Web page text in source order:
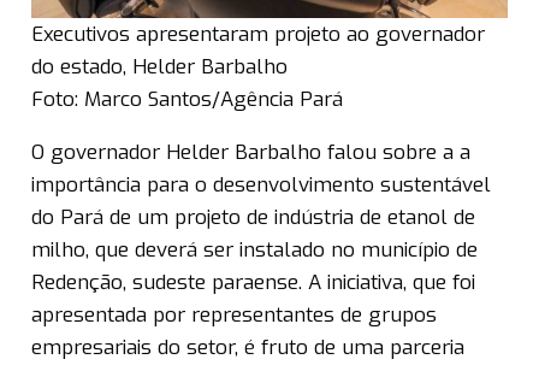
Executivos apresentaram projeto ao governador
do estado, Helder Barbalho
Foto: Marco Santos/Agência Pará
O governador Helder Barbalho falou sobre a a
importância para o desenvolvimento sustentável
do Pará de um projeto de indústria de etanol de
milho, que deverá ser instalado no município de
Redenção, sudeste paraense. A iniciativa, que foi
apresentada por representantes de grupos
empresariais do setor, é fruto de uma parceria